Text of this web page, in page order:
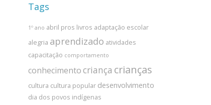
Tags
1º ano abril pros livros adaptação escolar
alegria aprendizado atividades
capacitação comportamento
conhecimentocriança crianças
cultura cultura popular desenvolvimento
dia dos povos indígenas